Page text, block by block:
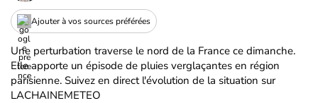
Ajouter à vos sources préférées
Une perturbation traverse le nord de la France ce dimanche.
Elle apporte un épisode de pluies verglaçantes en région
parisienne. Suivez en direct l'évolution de la situation sur
LACHAINEMETEO